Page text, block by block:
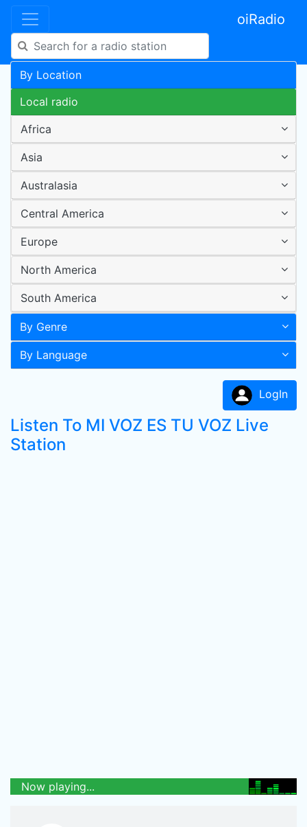
oiRadio
By Location
Local radio
Africa
Asia
Australasia
Central America
Europe
North America
South America
By Genre
By Language
LogIn
Listen To MI VOZ ES TU VOZ Live
Station
Now playing...